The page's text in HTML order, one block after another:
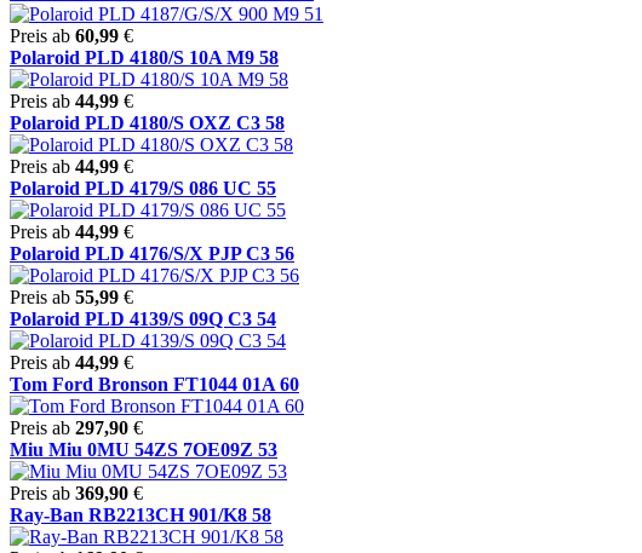
Preis ab 60,99 €
Polaroid PLD 4180/S 10A M9 58
Preis ab 44,99 €
Polaroid PLD 4180/S OXZ C3 58
Preis ab 44,99 €
Polaroid PLD 4179/S 086 UC 55
Preis ab 44,99 €
Polaroid PLD 4176/S/X PJP C3 56
Preis ab 55,99 €
Polaroid PLD 4139/S 09Q C3 54
Preis ab 44,99 €
Tom Ford Bronson FT1044 01A 60
Preis ab 297,90 €
Miu Miu 0MU 54ZS 7OE09Z 53
Preis ab 369,90 €
Ray-Ban RB2213CH 901/K8 58